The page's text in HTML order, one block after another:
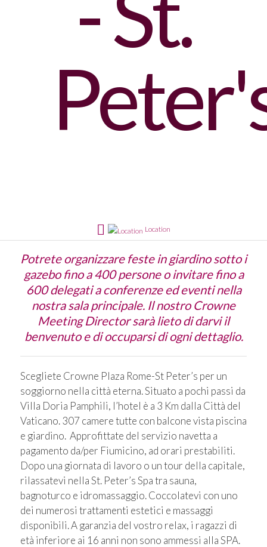
Location
Potrete organizzare feste in giardino sotto i
gazebo fino a 400 persone o invitare fino a
600 delegati a conferenze ed eventi nella
nostra sala principale. Il nostro Crowne
Meeting Director sarà lieto di darvi il
benvenuto e di occuparsi di ogni dettaglio.
Scegliete Crowne Plaza Rome-St Peter’s per un
soggiorno nella città eterna. Situato a pochi passi da
Villa Doria Pamphili, l’hotel è a 3 Km dalla Città del
Vaticano. 307 camere tutte con balcone vista piscina
e giardino. Approfittate del servizio navetta a
pagamento da/per Fiumicino, ad orari prestabiliti.
Dopo una giornata di lavoro o un tour della capitale,
rilassatevi nella St. Peter’s Spa tra sauna,
bagnoturco e idromassaggio. Coccolatevi con uno
dei numerosi trattamenti estetici e massaggi
disponibili. A garanzia del vostro relax, i ragazzi di
età inferiore ai 16 anni non sono ammessi alla SPA.